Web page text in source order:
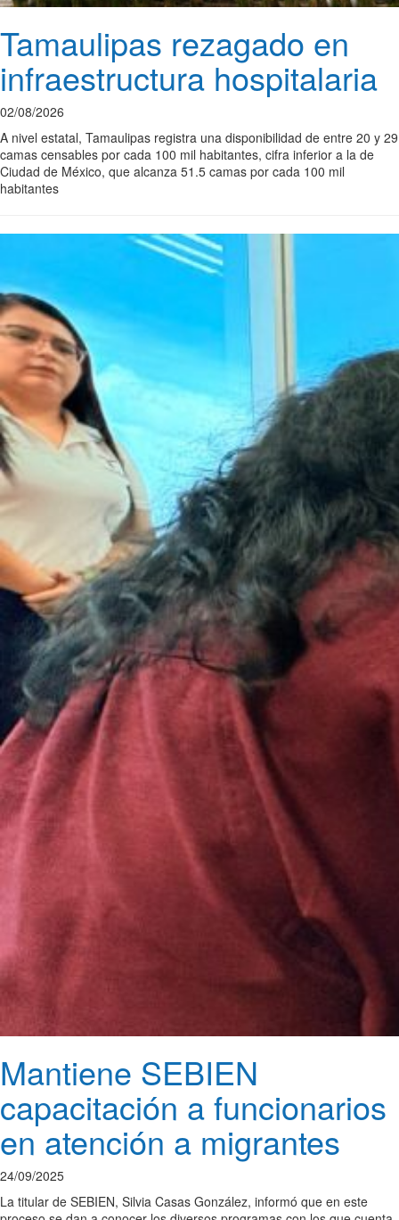
Tamaulipas rezagado en
infraestructura hospitalaria
02/08/2026
A nivel estatal, Tamaulipas registra una disponibilidad de entre 20 y 29
camas censables por cada 100 mil habitantes, cifra inferior a la de
Ciudad de México, que alcanza 51.5 camas por cada 100 mil
habitantes
Mantiene SEBIEN
capacitación a funcionarios
en atención a migrantes
24/09/2025
La titular de SEBIEN, Silvia Casas González, informó que en este